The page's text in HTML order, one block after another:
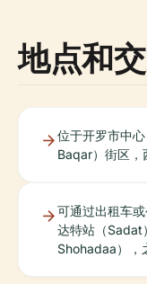
地点和
位于开罗市中
Baqar）街区，
可通过出租车
达特站（Sadat
Shohadaa），